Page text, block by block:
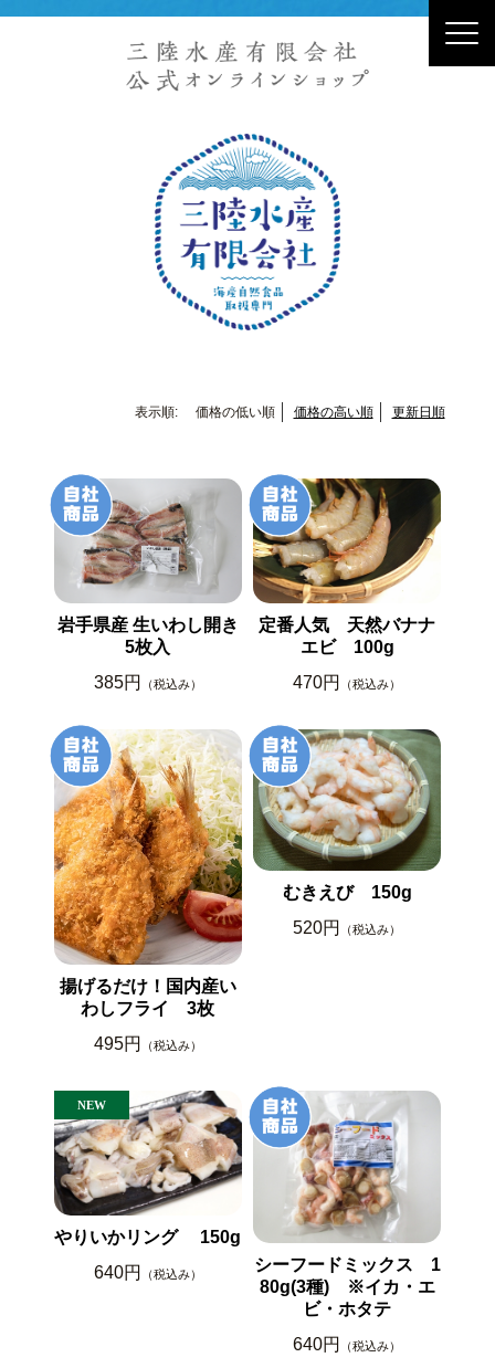
表示順: 価格の低い順 価格の高い順 更新日順
岩手県産 生いわし開き
5枚入
385円
（税込み）
定番人気 天然バナナ
エビ 100g
470円
（税込み）
揚げるだけ！国内産い
わしフライ 3枚
495円
（税込み）
むきえび 150g
520円
（税込み）
やりいかリング 150g
640円
（税込み）
シーフードミックス 1
80g(3種) ※イカ・エ
ビ・ホタテ
640円
（税込み）